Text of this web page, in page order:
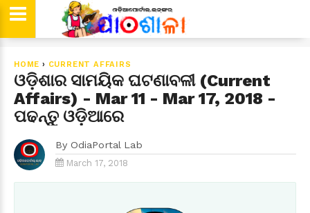
HOME › CURRENT AFFAIRS
ଓଡ଼ିଶାର ସାମୟିକ ଘଟଣାବଳୀ (Current
Affairs) - Mar 11 - Mar 17, 2018 -
ପଢନ୍ତୁ ଓଡ଼ିଆରେ
By OdiaPortal Lab
March 17, 2018